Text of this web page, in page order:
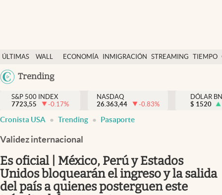
ÚLTIMAS
NOTICIAS
WALL
DÓLAR
ECONOMÍA INMIGRACIÓN STREAMING TIEMPO
México
Trending
Finanzas y economía
Wall Street y dólar
Inmigración
Espiritual
Streaming
S&P 500 INDEX
7723,55
-0.17%
NASDAQ
26.363,44
-0.83%
DÓLAR
$ 1520
Cronista USA Trending Pasaporte
Validez internacional
Es oficial | México, Perú y Estados
Unidos bloquearán el ingreso y la salida
del país a quienes posterguen este